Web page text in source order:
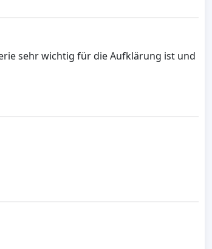
sehr wichtig für die Aufklärung ist und